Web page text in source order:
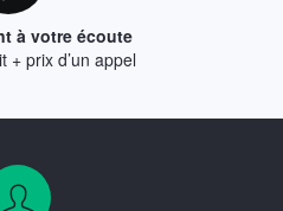
à votre écoute
+ prix d’un appel